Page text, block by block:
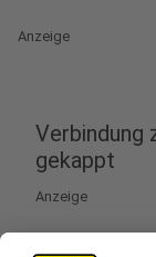
Anzeige
Verbindung
gekappt
Anzeige